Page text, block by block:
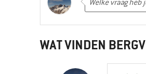
WAT VINDEN